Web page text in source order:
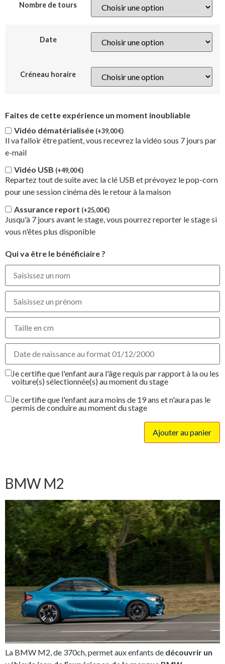
Nombre de tours
Date
Créneau horaire
Faites de cette expérience un moment inoubliable
Vidéo dématérialisée (+39,00€)
Il va falloir être patient, vous recevrez la vidéo sous 7 jours par
e-mail
Vidéo USB (+49,00€)
Repartez tout de suite avec la clé USB et prévoyez le pop-corn
pour une session cinéma dès le retour à la maison
Assurance report (+25,00€)
Jusqu'à 7 jours avant le stage, vous pourrez reporter le stage si
vous n'êtes plus disponible
Qui va être le bénéficiaire ?
Je certifie que l'enfant aura l'âge requis par rapport à la ou les
voiture(s) sélectionnée(s) au moment du stage
Je certifie que l'enfant aura moins de 19 ans et n'aura pas le
permis de conduire au moment du stage
Ajouter au panier
BMW M2
La BMW M2, de 370ch, permet aux enfants de découvrir un